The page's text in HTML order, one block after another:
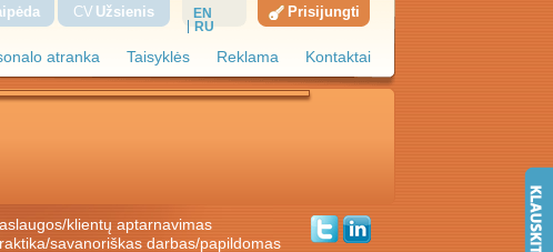
atranka Taisyklės Reklama Kontaktai
CV Užsienis
EN
RU
Prisijungti
klientų aptarnavimas